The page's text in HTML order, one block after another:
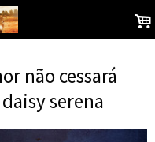
.
não cessará
serena